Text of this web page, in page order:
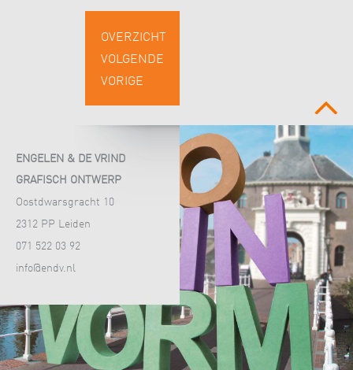
OVERZICHT
VOLGENDE
VORIGE
boven
ENGELEN & DE VRIND
GRAFISCH ONTWERP
Oostdwarsgracht 10
2312 PP Leiden
071 522 03 92
info@endv.nl